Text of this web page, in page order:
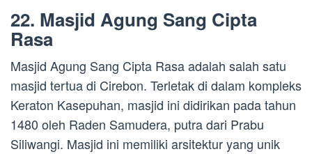
22. Masjid Agung Sang Cipta
Rasa
Masjid Agung Sang Cipta Rasa adalah salah satu
masjid tertua di Cirebon. Terletak di dalam kompleks
Keraton Kasepuhan, masjid ini didirikan pada tahun
1480 oleh Raden Samudera, putra dari Prabu
Siliwangi. Masjid ini memiliki arsitektur yang unik